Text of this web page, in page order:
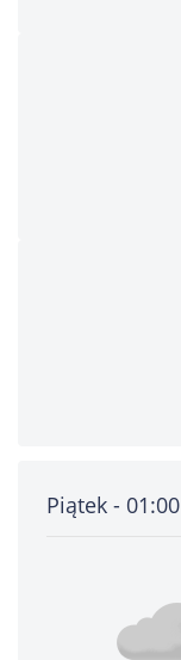
Piątek - 01:00